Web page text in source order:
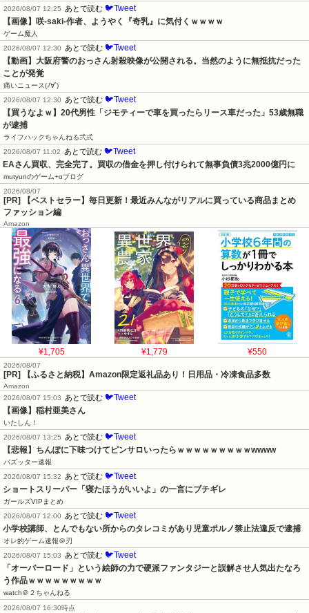
2026/08/07 12:25
あとで読む 🐦Tweet
【画像】咲-saki-作者、ようやく『奇乳』に気付くｗｗｗｗ
ゲーム魔人
2026/08/07 12:30
あとで読む 🐦Tweet
【動画】大阪府警のおっさん射殺映像が公開される。当然のように無抵抗だった
ことが発覚
痛いニュース(ﾉ∀`)
2026/08/07 12:30
あとで読む 🐦Tweet
【買うなよｗ】20代男性「ジモティーで車を買ったらリース車だった」53歳無職
が逮捕
ライフハックちゃんねる弐式
2026/08/07 11:02
あとで読む 🐦Tweet
EAさん買収、完全完了。買収の借金を押し付けられて無事負債3兆2000億円に
mutyunのゲーム+αブログ
2026/08/07
[PR] 【ベストセラー】毎日更新！最近みんながリアルに買っている商品まとめ
ファッション編
Amazon
¥1,705 ¥1,779 ¥550
2026/08/07
[PR] 【ふるさと納税】Amazon限定返礼品あり！日用品・冷凍食品多数
Amazon
2026/08/07 15:03 あとで読む 🐦Tweet
【画像】稲村亜美さん
いたしん！
2026/08/07 13:25 あとで読む 🐦Tweet
【悲報】ちんぽに下味つけてピンサロいったらｗｗｗｗｗｗｗｗｗwwww
バズッター速報
2026/08/07 15:32 あとで読む 🐦Tweet
ショートスリーパー「寝たほうがいいよ」の一言にブチギレ
ガールズVIPまとめ
2026/08/07 12:00 あとで読む 🐦Tweet
小学校講師、とんでもない所からのタレコミがあり児童ポルノ禁止法違反で逮捕
オレ的ゲーム速報＠刃
2026/08/07 15:03 あとで読む 🐦Tweet
「オーバーロード」という絵師の力で硬派ファンタジーと誤解させ人気出たなろ
う作品ｗｗｗｗｗｗｗｗｗ
watch＠２ちゃんねる
2026/08/07 16:30時点